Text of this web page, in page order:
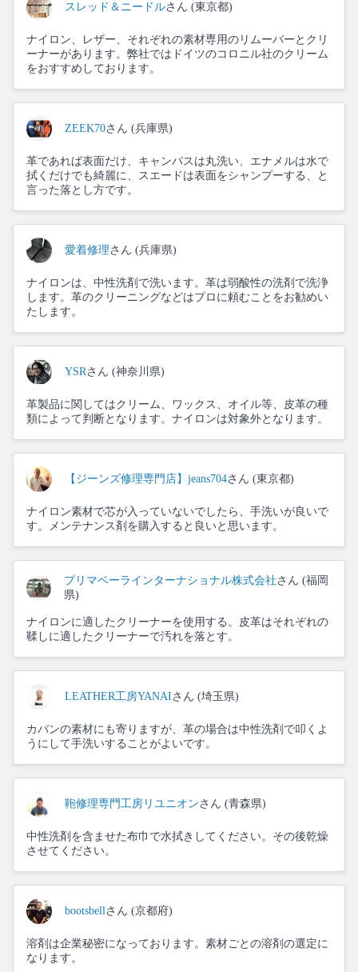
スレッド＆ニードルさん (東京都)
ナイロン、レザー、それぞれの素材専用のリムーバーとクリ
ーナーがあります。弊社ではドイツのコロニル社のクリーム
をおすすめしております。
ZEEK70さん (兵庫県)
革であれば表面だけ、キャンパスは丸洗い、エナメルは水で
拭くだけでも綺麗に、スエードは表面をシャンプーする、と
言った落とし方です。
愛着修理 さん (兵庫県)
ナイロンは、中性洗剤で洗います。革は弱酸性の洗剤で洗浄
します。革のクリーニングなどはプロに頼むことをお勧めい
たします。
YSRさん (神奈川県)
革製品に関してはクリーム、ワックス、オイル等、皮革の種
類によって判断となります。ナイロンは対象外となります。
【ジーンズ修理専門店】jeans704さん (東京都)
ナイロン素材で芯が入っていないでしたら、手洗いが良いで
す。メンテナンス剤を購入すると良いと思います。
プリマベーラインターナショナル株式会社 さん (福岡
県)
ナイロンに適したクリーナーを使用する。皮革はそれぞれの
鞣しに適したクリーナーで汚れを落とす。
LEATHER工房YANAI さん (埼玉県)
カバンの素材にも寄りますが、革の場合は中性洗剤で叩くよ
うにして手洗いすることがよいです。
鞄修理専門工房リユニオン さん (青森県)
中性洗剤を含ませた布巾で水拭きしてください。その後乾燥
させてください。
bootsbellさん (京都府)
溶剤は企業秘密になっております。素材ごとの溶剤の選定に
なります。